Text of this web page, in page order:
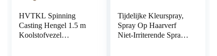
HVTKL Spinning
Casting Hengel 1.5 m
Koolstofvezel
Tijdelijke Kleurspray,
Spray Op Haarverf
Niet-Irriterende Spray